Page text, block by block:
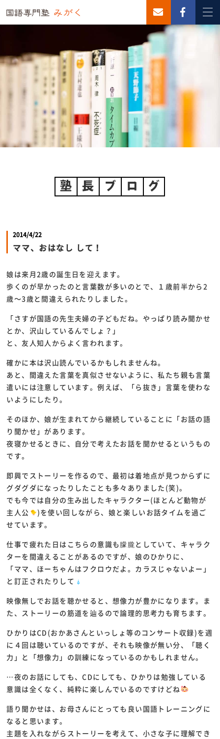
塾 長 ブ ロ グ
2014/4/22
ママ、おはなし して！
娘は来月2歳の誕生日を迎えます。
歩くのが早かったのと言葉数が多いのとで、１歳前半から2
歳～3歳と間違えられたりしました。
「さすが国語の先生夫婦の子どもだね。やっぱり読み聞かせ
とか、沢山しているんでしょ？」
と、友人知人からよく言われます。
確かに本は沢山読んでいるかもしれませんね。
あと、間違えた言葉を真似させないように、私たち親も言葉
遣いには注意しています。例えば、「ら抜き」言葉を使わな
いようにしたり。
そのほか、娘が生まれてから継続していることに「お話の語
り聞かせ」があります。
夜寝かせるときに、自分で考えたお話を聞かせるというもの
です。
即興でストーリーを作るので、最初は着地点が見つからずに
グダグダになったりしたことも多々ありました(笑)。
でも今では自分の生み出したキャラクター(ほとんど動物が
主人公
)を使い回しながら、娘と楽しいお話タイムを過ご
せています。
仕事で疲れた日はこちらの意識も朦朧としていて、キャラク
ターを間違えることがあるのですが、娘のひかりに、
「ママ、ほーちゃんはフクロウだよ。カラスじゃないよー」
と訂正されたりして
映像無しでお話を聴かせると、想像力が豊かになります。ま
た、ストーリーの筋道を辿るので論理的思考力も育ちます。
ひかりはCD(おかあさんといっしょ等のコンサート収録)を週
に４回は聴いているのですが、それも映像が無い分、「聴く
力」と「想像力」の訓練になっているのかもしれません。
…夜のお話にしても、CDにしても、ひかりは勉強している
意識は全くなく、純粋に楽しんでいるのですけどね
語り聞かせは、お母さんにとっても良い国語トレーニングに
なると思います。
主題を入れながらストーリーを考えて、小さな子に理解でき